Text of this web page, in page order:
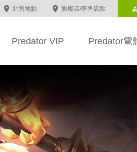
銷售地點 旗艦店/專售店點
Predator VIP Predator電